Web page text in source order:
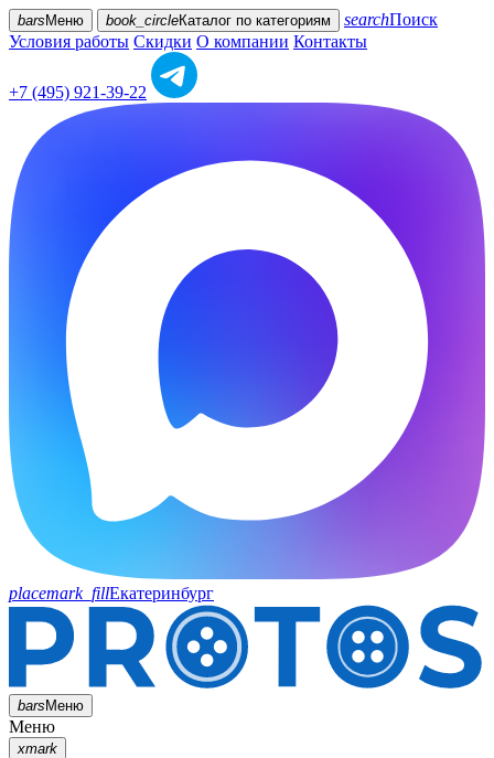
bars Меню book_circleКаталог по категориям searchПоиск
Условия работы Скидки О компании Контакты
+7 (495) 921-39-22
placemark_fillЕкатеринбург
barsМеню
Меню
xmark